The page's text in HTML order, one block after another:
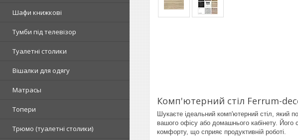
Шафи книжкові
Тумби під телевізор
Туалетні столики
Вішалки для одягу
Матрасы
Топери
Tрюмо (туалетні столики)
Комп'ютерний стіл Ferrum-
Шукаєте ідеальний комп'ютерний стіл, який
вашого офісу або домашнього кабінету.
комфорту, що сприяє продуктивній роботі.